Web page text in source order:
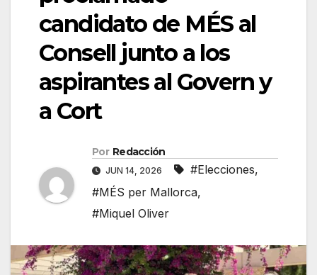
candidato de MÉS al
Consell junto a los
aspirantes al Govern y
a Cort
Por Redacción
JUN 14, 2026 #Elecciones,
#MÉS per Mallorca,
#Miquel Oliver